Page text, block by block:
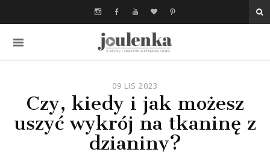
09 LIS 2023
Czy, kiedy i jak możesz
uszyć wykrój na tkaninę z
dzianiny?